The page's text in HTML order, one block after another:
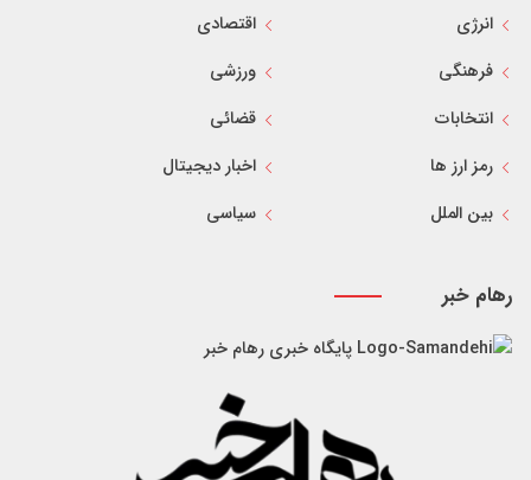
انرژی
اقتصادی
فرهنگی
ورزشی
انتخابات
قضائی
رمز ارز ها
اخبار دیجیتال
بین الملل
سیاسی
رهام خبر
پایگاه خبری رهام خبر